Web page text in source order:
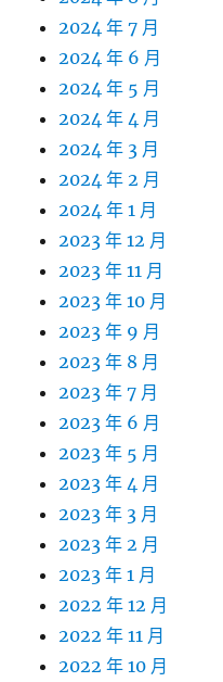
2024 年 7 月
2024 年 6 月
2024 年 5 月
2024 年 4 月
2024 年 3 月
2024 年 2 月
2024 年 1 月
2023 年 12 月
2023 年 11 月
2023 年 10 月
2023 年 9 月
2023 年 8 月
2023 年 7 月
2023 年 6 月
2023 年 5 月
2023 年 4 月
2023 年 3 月
2023 年 2 月
2023 年 1 月
2022 年 12 月
2022 年 11 月
2022 年 10 月